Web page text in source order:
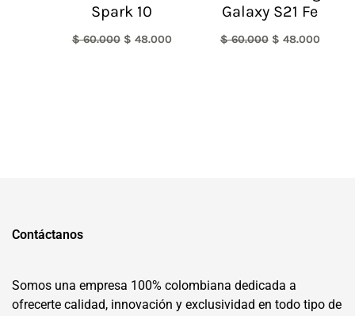
Spark 10
$60.000 $ 48.000
Galaxy S21 Fe
$60.000 $ 48.000
Contáctanos
Somos una empresa 100% colombiana dedicada a
ofrecerte calidad, innovación y exclusividad en todo tipo de